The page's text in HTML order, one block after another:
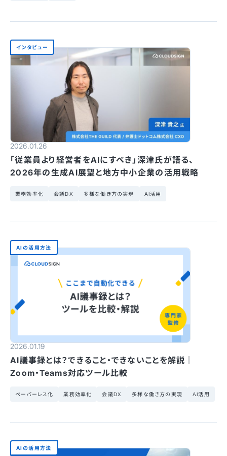
インタビュー
2026.01.26
「従業員より経営者をAIにすべき」深津氏が語る、
2026年の生成AI展望と地方中小企業の活用戦略
業務効率化 会議DX 多様な働き方の実現 AI活用
AIの活用方法
2026.01.19
AI議事録とは？できること・できないことを解説｜
Zoom・Teams対応ツール比較
ペーパーレス化 業務効率化 会議DX 多様な働き方の実現 AI活用
AIの活用方法